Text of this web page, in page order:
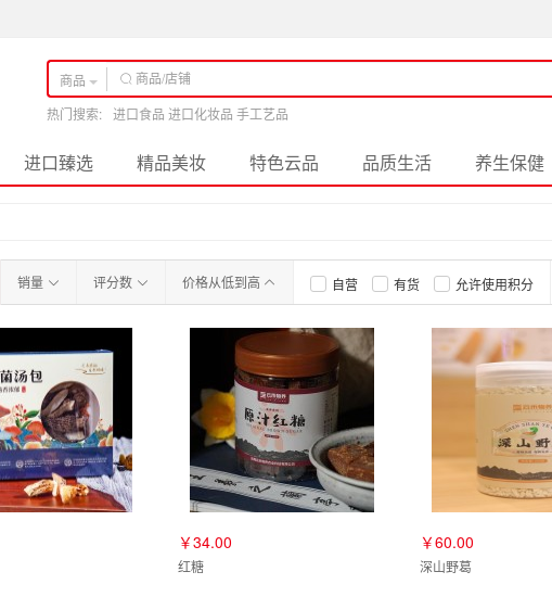
商品
热门搜索: 进口食品 进口化妆品 手工艺品
进口臻选 精品美妆 特色云品 品质生活 养生保健
销量 评分数 价格从低到高 自营 有货 允许使用积分
￥34.00
红糖
￥60.00
深山野葛